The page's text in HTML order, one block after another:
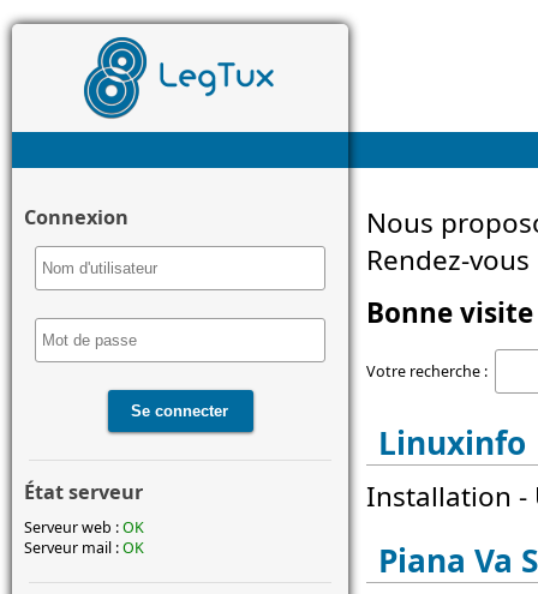
Connexion
État serveur
Serveur web :OK
Serveur mail :OK
Nous
Rendez-
Bonne visite
Votre recherche :
Linuxinfo
Installation -
Piana Va